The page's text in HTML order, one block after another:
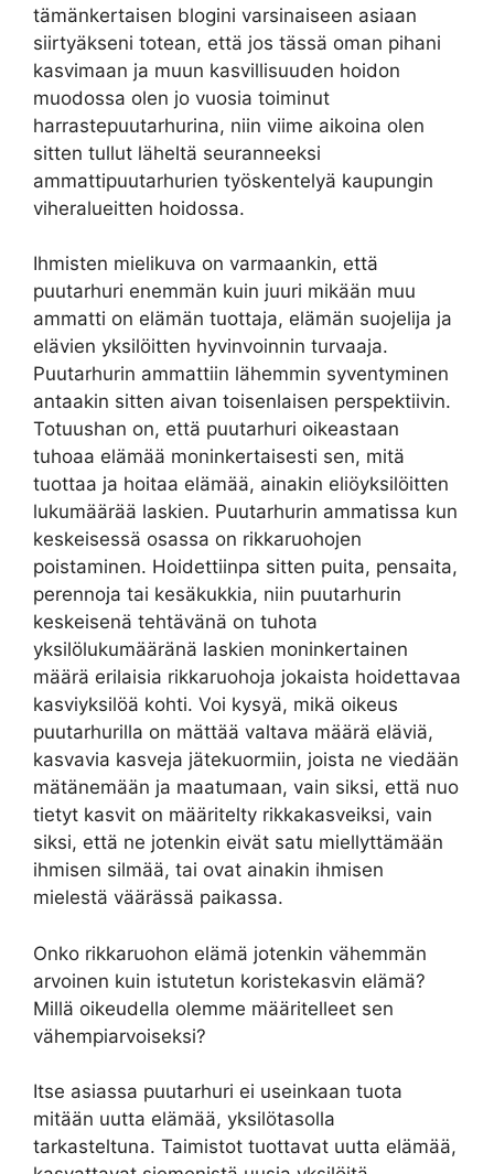
tämänkertaisen blogini varsinaiseen asiaan
siirtyäkseni totean, että jos tässä oman pihani
kasvimaan ja muun kasvillisuuden hoidon
muodossa olen jo vuosia toiminut
harrastepuutarhurina, niin viime aikoina olen
sitten tullut läheltä seuranneeksi
ammattipuutarhurien työskentelyä kaupungin
viheralueitten hoidossa.
Ihmisten mielikuva on varmaankin, että
puutarhuri enemmän kuin juuri mikään muu
ammatti on elämän tuottaja, elämän suojelija ja
elävien yksilöitten hyvinvoinnin turvaaja.
Puutarhurin ammattiin lähemmin syventyminen
antaakin sitten aivan toisenlaisen perspektiivin.
Totuushan on, että puutarhuri oikeastaan
tuhoaa elämää moninkertaisesti sen, mitä
tuottaa ja hoitaa elämää, ainakin eliöyksilöitten
lukumäärää laskien. Puutarhurin ammatissa kun
keskeisessä osassa on rikkaruohojen
poistaminen. Hoidettiinpa sitten puita, pensaita,
perennoja tai kesäkukkia, niin puutarhurin
keskeisenä tehtävänä on tuhota
yksilölukumääränä laskien moninkertainen
määrä erilaisia rikkaruohoja jokaista hoidettavaa
kasviyksilöä kohti. Voi kysyä, mikä oikeus
puutarhurilla on mättää valtava määrä eläviä,
kasvavia kasveja jätekuormiin, joista ne viedään
mätänemään ja maatumaan, vain siksi, että nuo
tietyt kasvit on määritelty rikkakasveiksi, vain
siksi, että ne jotenkin eivät satu miellyttämään
ihmisen silmää, tai ovat ainakin ihmisen
mielestä väärässä paikassa.
Onko rikkaruohon elämä jotenkin vähemmän
arvoinen kuin istutetun koristekasvin elämä?
Millä oikeudella olemme määritelleet sen
vähempiarvoiseksi?
Itse asiassa puutarhuri ei useinkaan tuota
mitään uutta elämää, yksilötasolla
tarkasteltuna. Taimistot tuottavat uutta elämää,